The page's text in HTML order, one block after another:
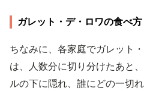
ガレット・デ・ロワの食べ方
ちなみに、各家庭でガレット
は、人数分に切り分けたあと
ルの下に隠れ、誰にどの一切